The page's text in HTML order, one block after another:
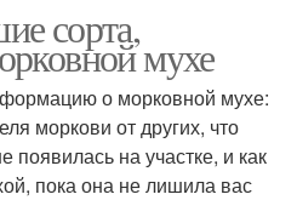
сорта,
мухе
о морковной мухе:
моркови от других, что
появилась на участке, и как
пока она не лишила вас